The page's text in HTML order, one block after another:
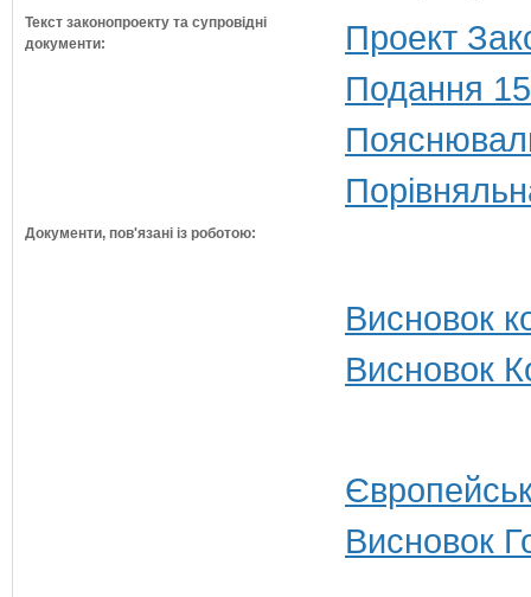
Текст законопроекту та супровідні
документи:
Проект
Подання
Документи, пов'язані із роботою:
Висновок
Висновок
Висновок